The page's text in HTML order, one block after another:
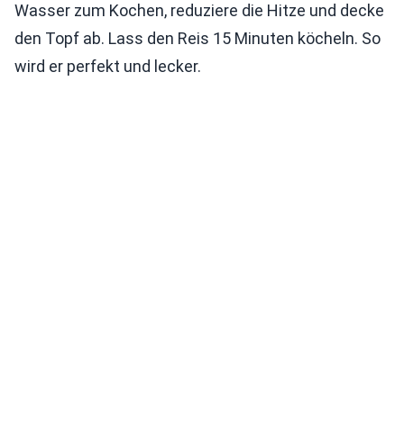
Wasser zum Kochen, reduziere die Hitze und decke
den Topf ab. Lass den Reis 15 Minuten köcheln. So
wird er perfekt und lecker.